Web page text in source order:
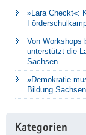
»Lara Checkt«:
Von Workshops
unterstützt die
Sachsen
»Demokratie
Bildung
Kategorien